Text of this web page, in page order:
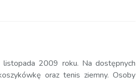
2009 roku. Na dostępnych
oraz tenis ziemny. Osoby